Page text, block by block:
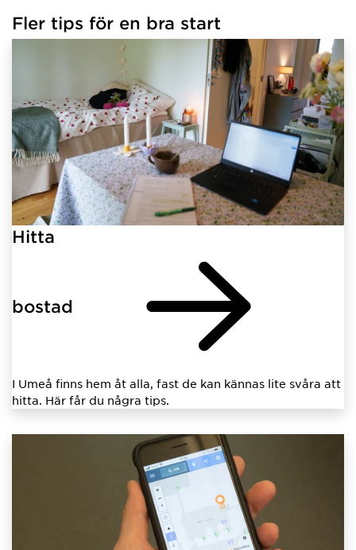
Fler tips för en bra start
Hitta
bostad
I Umeå finns hem åt alla, fast de kan kännas lite svåra att
hitta. Här får du några tips.